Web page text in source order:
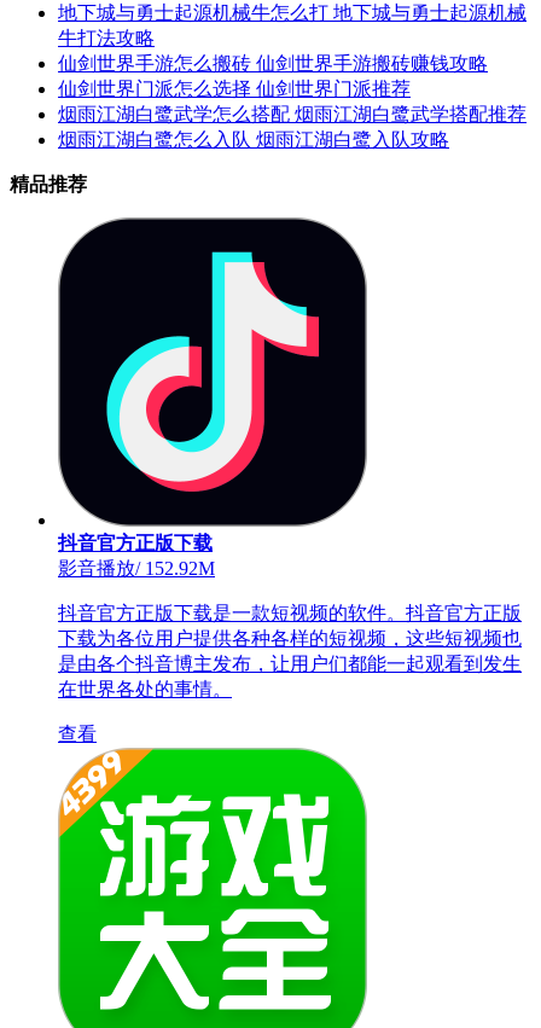
地下城与勇士起源机械牛怎么打 地下城与勇士起源机械
牛打法攻略
仙剑世界手游怎么搬砖 仙剑世界手游搬砖赚钱攻略
仙剑世界门派怎么选择 仙剑世界门派推荐
烟雨江湖白鹭武学怎么搭配 烟雨江湖白鹭武学搭配推荐
烟雨江湖白鹭怎么入队 烟雨江湖白鹭入队攻略
精品推荐
抖音官方正版下载
影音播放/152.92M
抖音官方正版下载是一款短视频的软件。抖音官方正版
下载为各位用户提供各种各样的短视频，这些短视频也
是由各个抖音博主发布，让用户们都能一起观看到发生
在世界各处的事情。
查看